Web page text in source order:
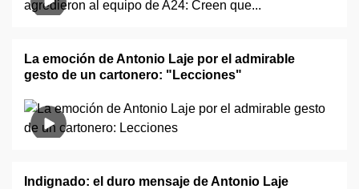
La emoción de Antonio Laje por el admirable
gesto de un cartonero: "Lecciones"
Indignado: el duro mensaje de Antonio Laje